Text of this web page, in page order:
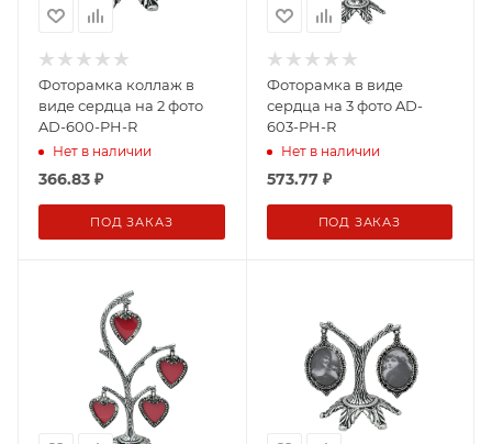
Фоторамка коллаж в
виде сердца на 2 фото
AD-600-PH-R
Нет в наличии
366.83 ₽
ПОД ЗАКАЗ
Фоторамка в виде
сердца на 3 фото AD-
603-PH-R
Нет в наличии
573.77₽
ПОД ЗАКАЗ